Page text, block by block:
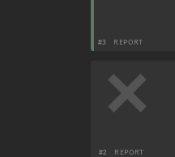
#3 REPORT
#2 REPORT